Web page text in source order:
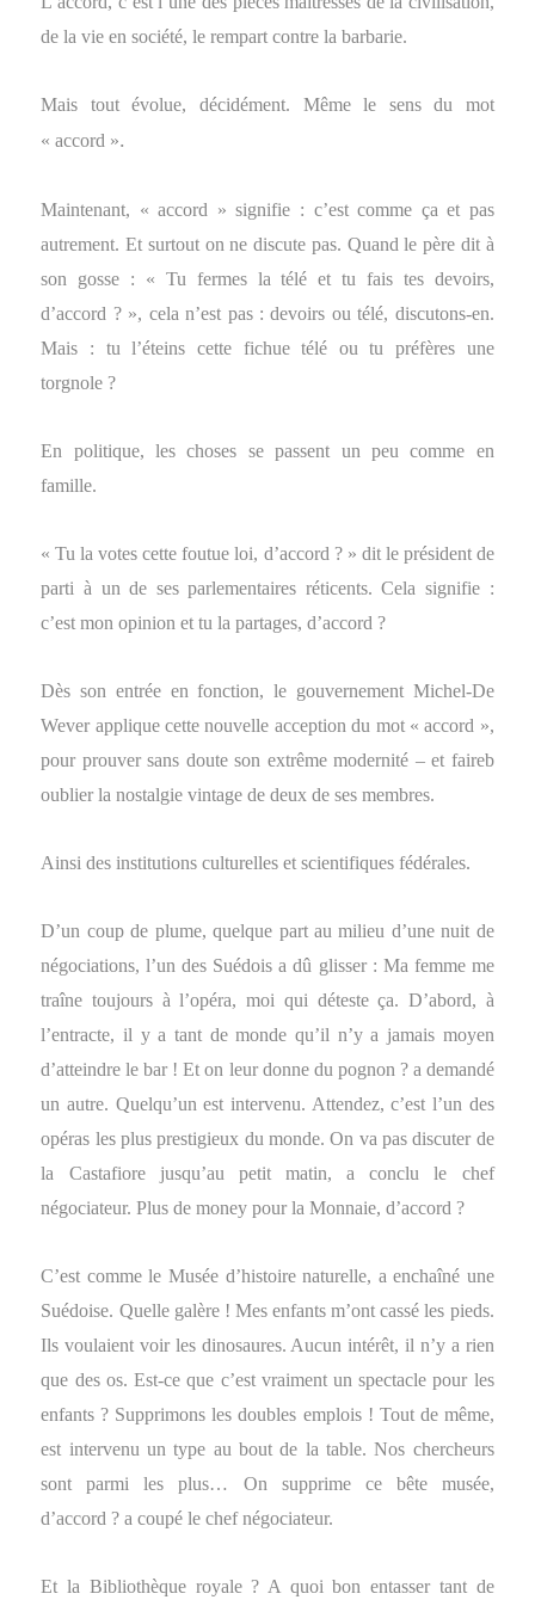
de la vie en société, le rempart contre la barbarie.
Mais tout évolue, décidément. Même le sens du mot
« accord ».
Maintenant, « accord » signifie : c’est comme ça et pas
autrement. Et surtout on ne discute pas. Quand le père dit à
son gosse : « Tu fermes la télé et tu fais tes devoirs,
d’accord ? », cela n’est pas : devoirs ou télé, discutons-en.
Mais : tu l’éteins cette fichue télé ou tu préfères une
torgnole ?
En politique, les choses se passent un peu comme en
famille.
« Tu la votes cette foutue loi, d’accord ? » dit le président de
parti à un de ses parlementaires réticents. Cela signifie :
c’est mon opinion et tu la partages, d’accord ?
Dès son entrée en fonction, le gouvernement Michel-De
Wever applique cette nouvelle acception du mot « accord »,
pour prouver sans doute son extrême modernité – et faireb
oublier la nostalgie vintage de deux de ses membres.
Ainsi des institutions culturelles et scientifiques fédérales.
D’un coup de plume, quelque part au milieu d’une nuit de
négociations, l’un des Suédois a dû glisser : Ma femme me
traîne toujours à l’opéra, moi qui déteste ça. D’abord, à
l’entracte, il y a tant de monde qu’il n’y a jamais moyen
d’atteindre le bar ! Et on leur donne du pognon ? a demandé
un autre. Quelqu’un est intervenu. Attendez, c’est l’un des
opéras les plus prestigieux du monde. On va pas discuter de
la Castafiore jusqu’au petit matin, a conclu le chef
négociateur. Plus de money pour la Monnaie, d’accord ?
C’est comme le Musée d’histoire naturelle, a enchaîné une
Suédoise. Quelle galère ! Mes enfants m’ont cassé les pieds.
Ils voulaient voir les dinosaures. Aucun intérêt, il n’y a rien
que des os. Est-ce que c’est vraiment un spectacle pour les
enfants ? Supprimons les doubles emplois ! Tout de même,
est intervenu un type au bout de la table. Nos chercheurs
sont parmi les plus… On supprime ce bête musée,
d’accord ? a coupé le chef négociateur.
Et la Bibliothèque royale ? A quoi bon entasser tant de